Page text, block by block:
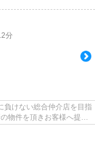
分
負けない総合仲介店を目指
物件を頂きお客様へ提供